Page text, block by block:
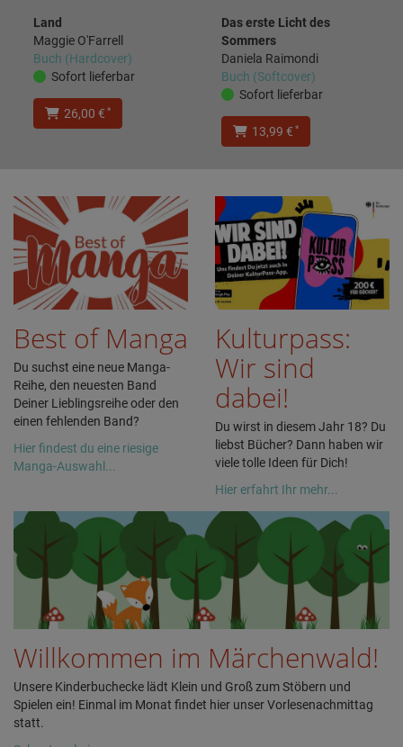
Land
Maggie O'Farrell
Buch (Hardcover)
Sofort lieferbar
26,00 € *
Das erste Licht des
Sommers
Daniela Raimondi
Buch (Softcover)
Sofort lieferbar
13,99 € *
Best of Manga
Du suchst eine neue Manga-
Reihe, den neuesten Band
Deiner Lieblingsreihe oder den
einen fehlenden Band?
Hier findest du eine riesige
Manga-Auswahl...
Kulturpass:
Wir sind
dabei!
Du wirst in diesem Jahr 18? Du
liebst Bücher? Dann haben wir
viele tolle Ideen für Dich!
Hier erfahrt Ihr mehr...
Willkommen im Märchenwald!
Unsere Kinderbuchecke lädt Klein und Groß zum Stöbern und
Spielen ein! Einmal im Monat findet hier unser Vorlesenachmittag
statt.